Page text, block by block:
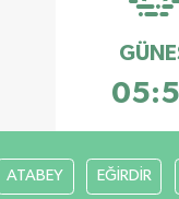
ATABEY EĞİRDİR